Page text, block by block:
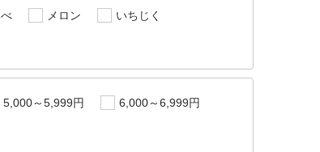
メロン いちじく
5,000～5,999円 6,000～6,999円